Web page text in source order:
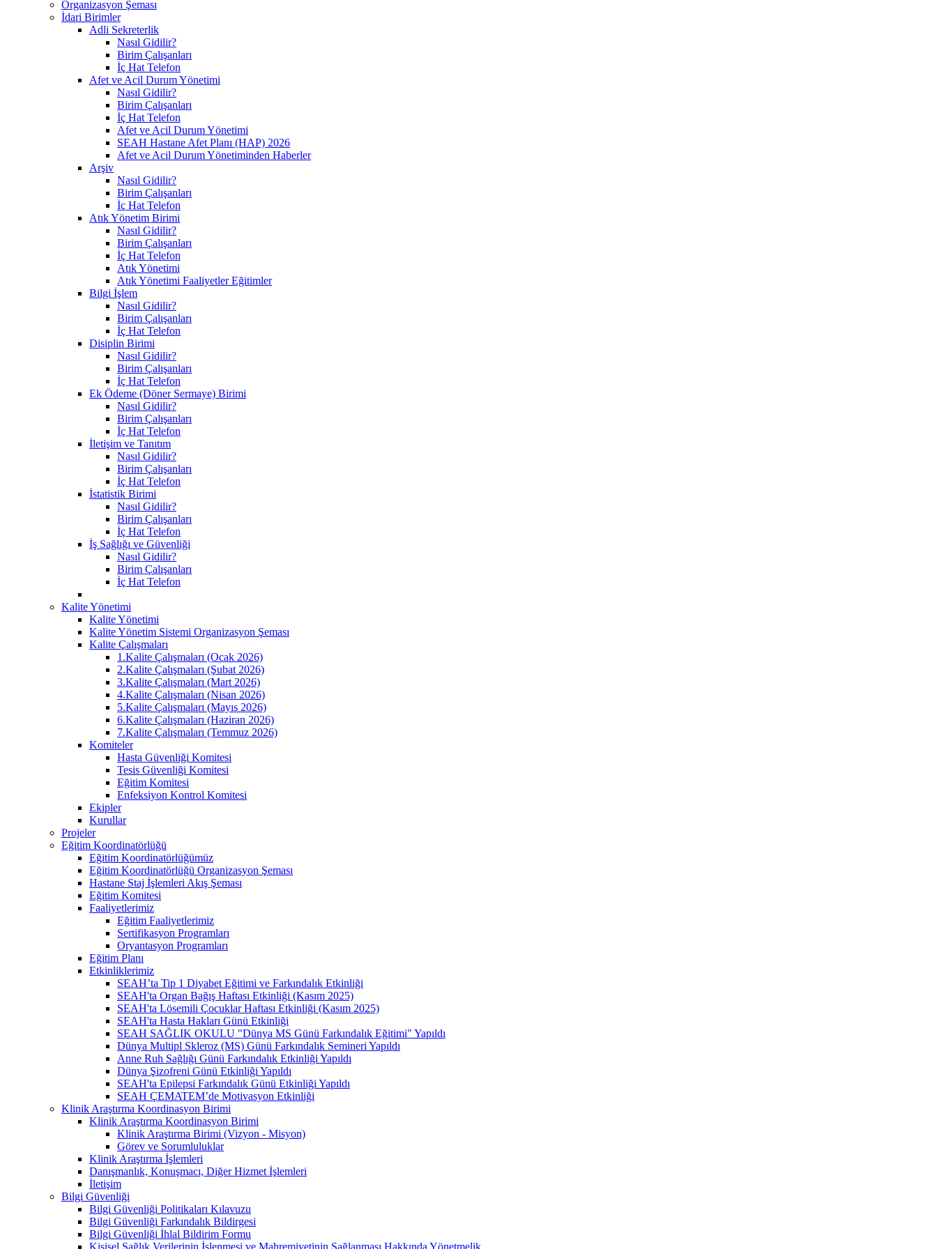
Organizasyon Şeması
İdari Birimler
Adli Sekreterlik
Nasıl Gidilir?
Birim Çalışanları
İç Hat Telefon
Afet ve Acil Durum Yönetimi
Nasıl Gidilir?
Birim Çalışanları
İç Hat Telefon
Afet ve Acil Durum Yönetimi
SEAH Hastane Afet Planı (HAP) 2026
Afet ve Acil Durum Yönetiminden Haberler
Arşiv
Nasıl Gidilir?
Birim Çalışanları
İç Hat Telefon
Atık Yönetim Birimi
Nasıl Gidilir?
Birim Çalışanları
İç Hat Telefon
Atık Yönetimi
Atık Yönetimi Faaliyetler Eğitimler
Bilgi İşlem
Nasıl Gidilir?
Birim Çalışanları
İç Hat Telefon
Disiplin Birimi
Nasıl Gidilir?
Birim Çalışanları
İç Hat Telefon
Ek Ödeme (Döner Sermaye) Birimi
Nasıl Gidilir?
Birim Çalışanları
İç Hat Telefon
İletişim ve Tanıtım
Nasıl Gidilir?
Birim Çalışanları
İç Hat Telefon
İstatistik Birimi
Nasıl Gidilir?
Birim Çalışanları
İç Hat Telefon
İş Sağlığı ve Güvenliği
Nasıl Gidilir?
Birim Çalışanları
İç Hat Telefon
Kalite Yönetimi
Kalite Yönetimi
Kalite Yönetim Sistemi Organizasyon Şeması
Kalite Çalışmaları
1.Kalite Çalışmaları (Ocak 2026)
2.Kalite Çalışmaları (Şubat 2026)
3.Kalite Çalışmaları (Mart 2026)
4.Kalite Çalışmaları (Nisan 2026)
5.Kalite Çalışmaları (Mayıs 2026)
6.Kalite Çalışmaları (Haziran 2026)
7.Kalite Çalışmaları (Temmuz 2026)
Komiteler
Hasta Güvenliği Komitesi
Tesis Güvenliği Komitesi
Eğitim Komitesi
Enfeksiyon Kontrol Komitesi
Ekipler
Kurullar
Projeler
Eğitim Koordinatörlüğü
Eğitim Koordinatörlüğümüz
Eğitim Koordinatörlüğü Organizasyon Şeması
Hastane Staj İşlemleri Akış Şeması
Eğitim Komitesi
Faaliyetlerimiz
Eğitim Faaliyetlerimiz
Sertifikasyon Programları
Oryantasyon Programları
Eğitim Planı
Etkinliklerimiz
SEAH’ta Tip 1 Diyabet Eğitimi ve Farkındalık Etkinliği
SEAH'ta Organ Bağış Haftası Etkinliği (Kasım 2025)
SEAH'ta Lösemili Çocuklar Haftası Etkinliği (Kasım 2025)
SEAH'ta Hasta Hakları Günü Etkinliği
SEAH SAĞLIK OKULU "Dünya MS Günü Farkındalık Eğitimi" Yapıldı
Dünya Multipl Skleroz (MS) Günü Farkındalık Semineri Yapıldı
Anne Ruh Sağlığı Günü Farkındalık Etkinliği Yapıldı
Dünya Şizofreni Günü Etkinliği Yapıldı
SEAH'ta Epilepsi Farkındalık Günü Etkinliği Yapıldı
SEAH ÇEMATEM’de Motivasyon Etkinliği
Klinik Araştırma Koordinasyon Birimi
Klinik Araştırma Koordinasyon Birimi
Klinik Araştırma Birimi (Vizyon - Misyon)
Görev ve Sorumluluklar
Klinik Araştırma İşlemleri
Danışmanlık, Konuşmacı, Diğer Hizmet İşlemleri
İletişim
Bilgi Güvenliği
Bilgi Güvenliği Politikaları Kılavuzu
Bilgi Güvenliği Farkındalık Bildirgesi
Bilgi Güvenliği İhlal Bildirim Formu
Kişisel Sağlık Verilerinin İşlenmesi ve Mahremiyetinin Sağlanması Hakkında Yönetmelik